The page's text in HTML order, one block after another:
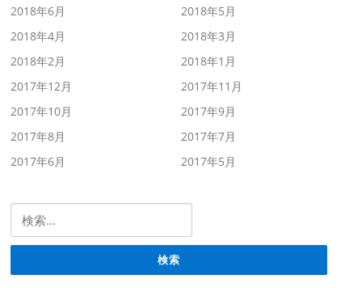
2018年6月
2018年5月
2018年4月
2018年3月
2018年2月
2018年1月
2017年12月
2017年11月
2017年10月
2017年9月
2017年8月
2017年7月
2017年6月
2017年5月
検索: